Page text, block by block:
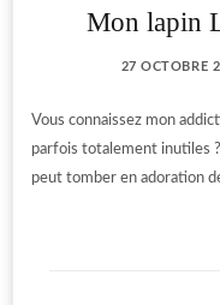
Mon lapin
27 OCTOBRE
Vous connaissez mon
parfois totalement inutiles
peut tomber en adoration